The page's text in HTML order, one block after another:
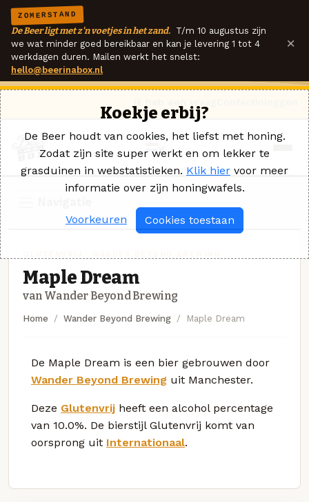
ZOMERSTAND
De Beer ligt met z'n voetjes in het zand. T/m 10 augustus zijn
we wat minder goed bereikbaar en kan je levering 1 tot 4
werkdagen duren. Mailen werkt het snelst:
hello@beerinabox.nl
×
Maple Dream
van Wander Beyond Brewing
Home Wander Beyond Brewing Maple Dream
De Maple Dream is een bier gebrouwen door
Wander Beyond Brewing uit Manchester.
Deze Glutenvrij heeft een alcohol percentage
van 10.0%. De bierstijl Glutenvrij komt van
oorsprong uit Internationaal.
Koekje erbij?
De Beer houdt van cookies, het liefst met honing.
Zodat zijn site super werkt en om lekker te
grasduinen in webstatistieken. Klik hier voor meer
informatie over zijn honingwafels.
Voorkeuren Cookies toestaan